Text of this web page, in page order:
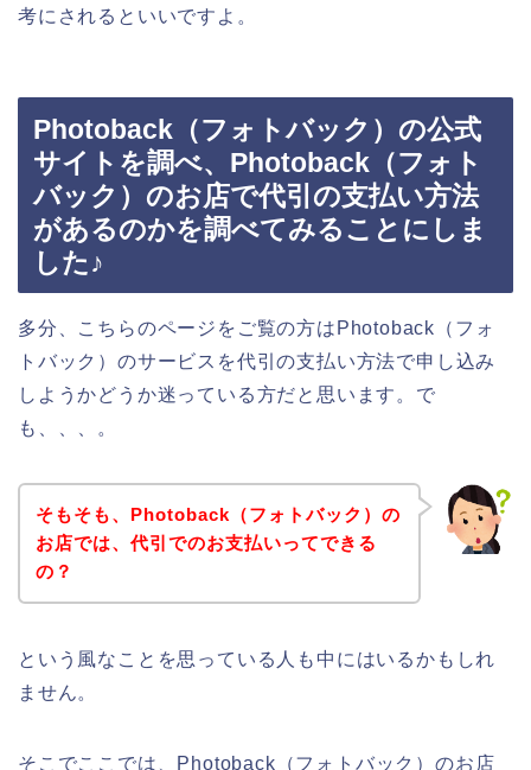
考にされるといいですよ。
Photoback（フォトバック）の公式
サイトを調べ、Photoback（フォト
バック）のお店で代引の支払い方法
があるのかを調べてみることにしま
した♪
多分、こちらのページをご覧の方はPhotoback（フォ
トバック）のサービスを代引の支払い方法で申し込み
しようかどうか迷っている方だと思います。で
も、、、。
そもそも、Photoback（フォトバック）の
お店では、代引でのお支払いってできる
の？
という風なことを思っている人も中にはいるかもしれ
ません。
そこでここでは、Photoback（フォトバック）のお店